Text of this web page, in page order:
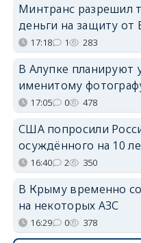
Минтранс разрешил
деньги на защиту от
17:18 1 283
В Алупке планируют
именитому
17:05 0 478
США попросили
осуждённого на 10
16:40 2 350
В Крыму временно
на некоторых АЗС
16:29 0 378